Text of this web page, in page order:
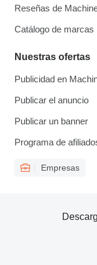
Reseñas de
Catálogo de marcas
Nuestras ofertas
Publicidad en
Publicar el anuncio
Publicar un banner
Programa de
Empresas